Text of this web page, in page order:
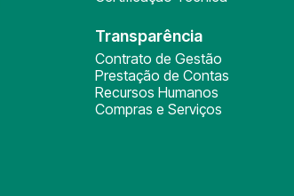
Transparência
Contrato de Gestão
Prestação de Contas
Recursos Humanos
Compras e Serviços